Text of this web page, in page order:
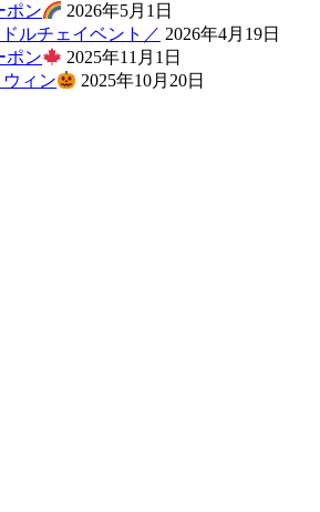
ポン
2026年5月1日
ルチェイベント／ 2026年4月19日
ポン
2025年11月1日
ィン
2025年10月20日